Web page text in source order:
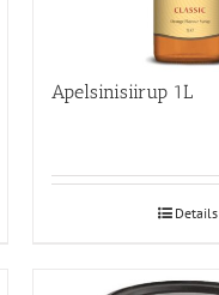
Apelsinisiirup 1L
Details